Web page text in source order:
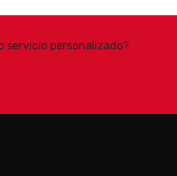
servicio personalizado?